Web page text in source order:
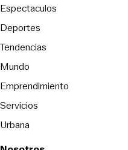
Espectaculos
Deportes
Tendencias
Mundo
Emprendimiento
Servicios
Urbana